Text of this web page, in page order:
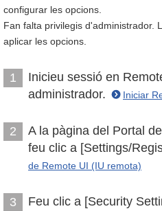
configurar les opcions.
Fan falta privilegis d'administrador.
aplicar les opcions.
1
Inicieu sessió en
administrador.
Iniciar
2
A la pàgina del Portal
feu clic a [Settings/
de Remote UI (IU remota)
3 Feu clic a [Security